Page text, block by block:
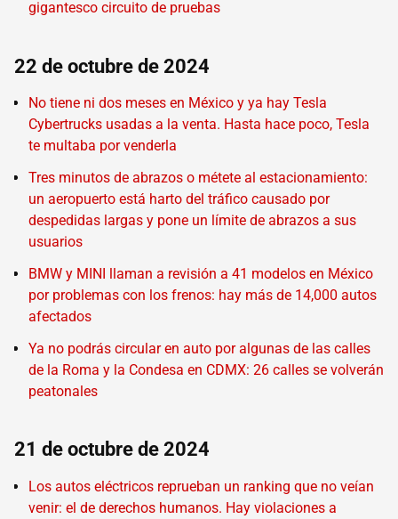
gigantesco circuito de pruebas
22 de octubre de 2024
No tiene ni dos meses en México y ya hay Tesla
Cybertrucks usadas a la venta. Hasta hace poco, Tesla
te multaba por venderla
Tres minutos de abrazos o métete al estacionamiento:
un aeropuerto está harto del tráfico causado por
despedidas largas y pone un límite de abrazos a sus
usuarios
BMW y MINI llaman a revisión a 41 modelos en México
por problemas con los frenos: hay más de 14,000 autos
afectados
Ya no podrás circular en auto por algunas de las calles
de la Roma y la Condesa en CDMX: 26 calles se volverán
peatonales
21 de octubre de 2024
Los autos eléctricos reprueban un ranking que no veían
venir: el de derechos humanos. Hay violaciones a